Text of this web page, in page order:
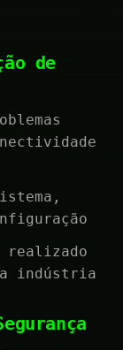
de
realizado
indústria